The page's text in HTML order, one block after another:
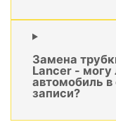
Замена
Lancer - могу
автомобиль
записи?